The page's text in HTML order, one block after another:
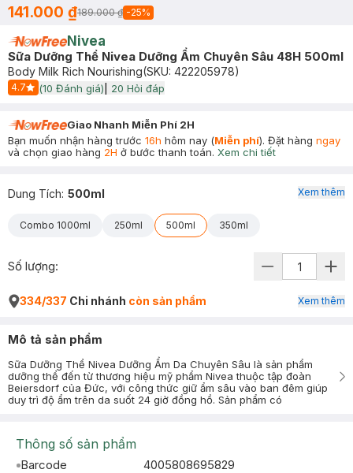
141.000 ₫189.000 ₫ -25%
Nivea
Sữa Dưỡng Thể Nivea Dưỡng Ẩm Chuyên Sâu 48H 500ml
Body Milk Rich Nourishing(SKU: 422205978)
4.7
Start Icon
(10 Đánh giá) 20 Hỏi đáp
Giao Nhanh Miễn Phí 2H
Bạn muốn nhận hàng trước 16h hôm nay (Miễn phí). Đặt hàng ngay
và chọn giao hàng 2H ở bước thanh toán. Xem chi tiết
Dung Tích: 500ml
Combo 1000ml 250ml 500ml 350ml
Xem thêm
Số lượng:
334/337 Chi nhánh còn sản phẩm Xem thêm
Mô tả sản phẩm
Sữa Dưỡng Thể Nivea Dưỡng Ẩm Da Chuyên Sâu là sản phẩm
dưỡng thể đến từ thương hiệu mỹ phẩm Nivea thuộc tập đoàn
Beiersdorf của Đức, với công thức giữ ẩm sâu vào ban đêm giúp
duy trì độ ẩm trên da suốt 24 giờ đồng hồ. Sản phẩm có
Thông số sản phẩm
Barcode
4005808695829